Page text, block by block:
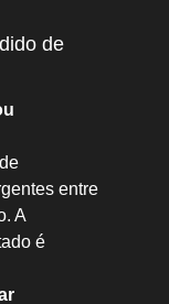
de
entre
A
é